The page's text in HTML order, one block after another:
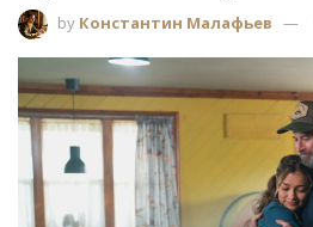
by Константин Малафьев